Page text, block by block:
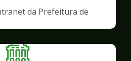
da Prefeitura de